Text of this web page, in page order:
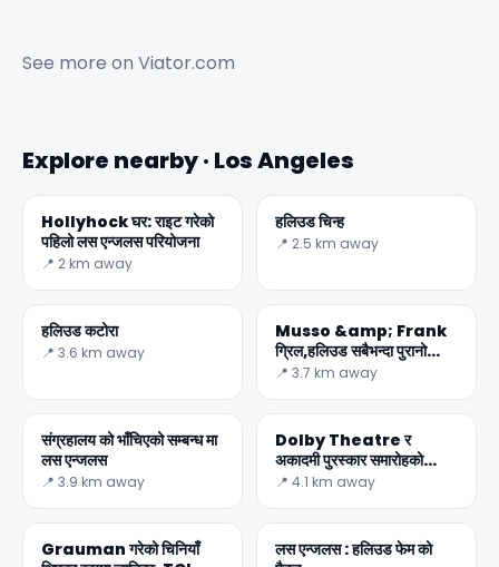
See more on Viator.com
Explore nearby · Los Angeles
Hollyhock घर: राइट गरेको
पहिलो लस एन्जलस परियोजना
📍 2 km away
हलिउड चिन्ह
📍 2.5 km away
हलिउड कटोरा
📍 3.6 km away
Musso &amp; Frank
ग्रिल,हलिउड सबैभन्दा पुरानो
रेस्टुरेन्ट
📍 3.7 km away
संग्रहालय को भाँचिएको सम्बन्ध मा
लस एन्जलस
📍 3.9 km away
Dolby Theatre र
अकादमी पुरस्कार समारोहको
आयोजना
📍 4.1 km away
Grauman गरेको चिनियाँ
लस एन्जलस : हलिउड फेम को
✕